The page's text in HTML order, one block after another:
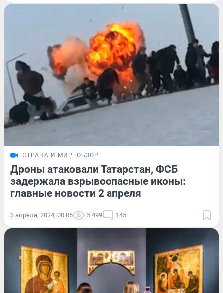
СТРАНА И МИР ОБЗОР
Дроны атаковали Татарстан, ФСБ
задержала взрывоопасные иконы:
главные новости 2 апреля
3 апреля, 2024, 00:05 5 499 145